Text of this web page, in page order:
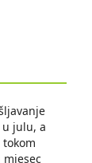
u julu, a